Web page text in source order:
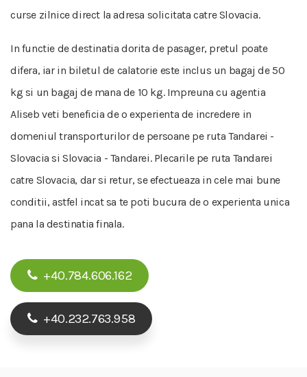
curse zilnice direct la adresa solicitata catre Slovacia.
In functie de destinatia dorita de pasager, pretul poate
difera, iar in biletul de calatorie este inclus un bagaj de 50
kg si un bagaj de mana de 10 kg. Impreuna cu agentia
Aliseb veti beneficia de o experienta de incredere in
domeniul transporturilor de persoane pe ruta Tandarei -
Slovacia si Slovacia - Tandarei. Plecarile pe ruta Tandarei
catre Slovacia, dar si retur, se efectueaza in cele mai bune
conditii, astfel incat sa te poti bucura de o experienta unica
pana la destinatia finala.
+40.784.606.162
+40.232.763.958